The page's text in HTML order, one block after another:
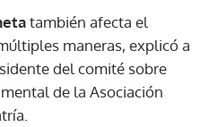
también afecta el
maneras, explicó a
del comité sobre
de la Asociación